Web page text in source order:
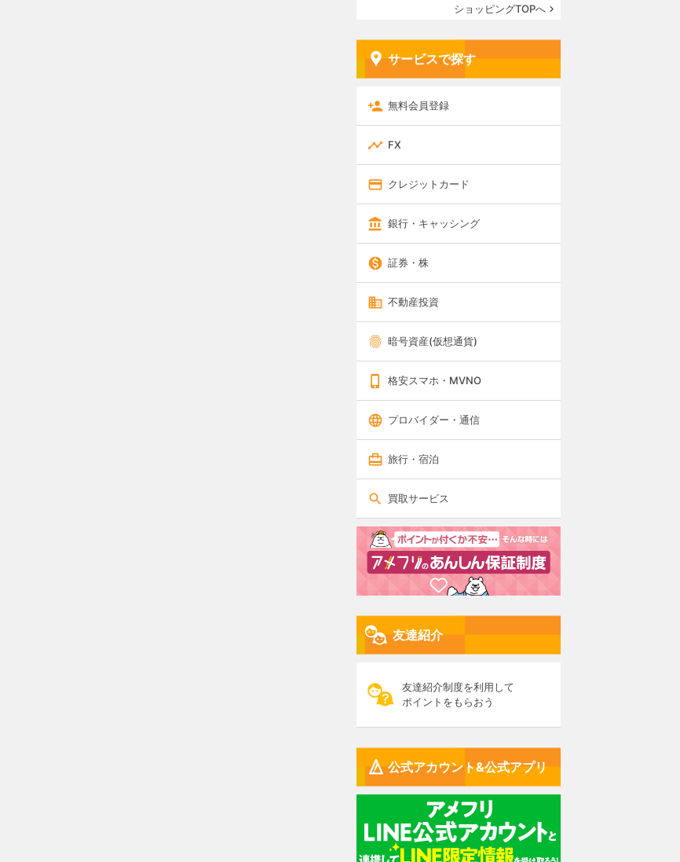
ショッピングTOPへ
サービスで探す
無料会員登録
FX
クレジットカード
銀行・キャッシング
証券・株
不動産投資
暗号資産(仮想通貨)
格安スマホ・MVNO
プロバイダー・通信
旅行・宿泊
買取サービス
友達紹介
友達紹介制度を利用して
ポイントをもらおう
公式アカウント&公式アプリ